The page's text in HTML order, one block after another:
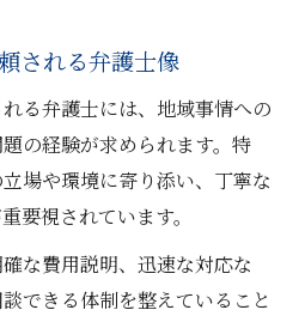
される弁護士像
る弁護士には、地域事情への
の経験が求められます。特
場や環境に寄り添い、丁寧な
要視されています。
な費用説明、迅速な対応な
できる体制を整えていること